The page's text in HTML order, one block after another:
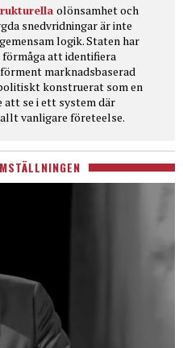
olönsamhet och
snedvridningar är inte
logik. Staten har
att identifiera
marknadsbaserad
konstruerat som en
att se i ett system där
vanligare företeelse.